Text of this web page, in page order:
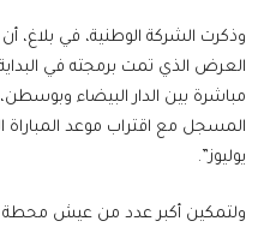
وذكرت الشركة الوطنية، في بلاغ،
العرض الذي تمت برمجته في
مباشرة بين الدار البيضاء
يوليوز”.
ولتمكين أكبر عدد من عيش محطة